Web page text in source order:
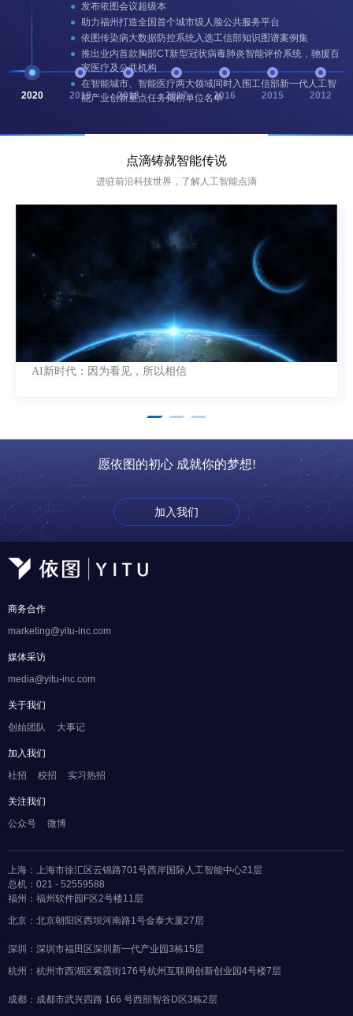
发布依图会议超级本
助力福州打造全国首个城市级人脸公共服务平台
依图传染病大数据防控系统入选工信部知识图谱案例集
推出业内首款胸部CT新型冠状病毒肺炎智能评价系统，驰援百
家医疗及公共机构
在智能城市、智能医疗两大领域同时入围工信部新一代人工智
能产业创新重点任务揭榜单位名单
队
登榜全球著名科技杂志《麻省理工科技评论》发布的2019年“50
家聪明的公司”（TR50）榜单
智慧儿童医院解决方案落地国家儿童医学中心
入选美国知名财经媒体CNBC年度“全球最具颠覆性企业50强”
（Disruptor 50），是唯一上榜的中国AI企业
发布全球首款云端视觉推理芯片QuestCore™（中文名“求索”）
重磅科研成果
（FRVT）冠军
荣获2018世界人工智能创新大赛首届SAIL奖创新奖
与华西医院联合发布全球首个肺癌临床科研智能病种库和全球
首个肺癌多学科智能诊断系统
在美国国家情报高级研究计划局（IARPA）主办的全球人脸识别
挑战赛（FRPC）中获得冠军
发布care.ai®系列全链路产品
在美国国家标准与技术研究院（NIST）主办的人脸识别竞赛
（FRVT）中获得第一
胸部CT智能辅助诊断产品成功落地全国多家知名三甲医院
与招商银行合作的无卡取款机在全国落地应用
获公安部科技进步奖
招商银行将依图AI技术推广到全行 1500 家网点
依图科技公司成立
2020 2019 2018 2017 2016 2015 2012
点滴铸就智能传说
进驻前沿科技世界，了解人工智能点滴
AI新时代：因为看见，所以相信
愿依图的初心 成就你的梦想!
加入我们
商务合作
marketing@yitu-inc.com
媒体采访
media@yitu-inc.com
关于我们
创始团队
大事记
加入我们
社招
校招 实习热招
关注我们
公众号
微博
上海：上海市徐汇区云锦路701号西岸国际人工智能中心21层
总机：021 - 52559588
福州：福州软件园F区2号楼11层
北京：北京朝阳区西坝河南路1号金泰大厦27层
深圳：深圳市福田区深圳新一代产业园3栋15层
杭州：杭州市西湖区紫霞街176号杭州互联网创新创业园4号楼7层
成都：成都市武兴四路 166 号西部智谷D区3栋2层